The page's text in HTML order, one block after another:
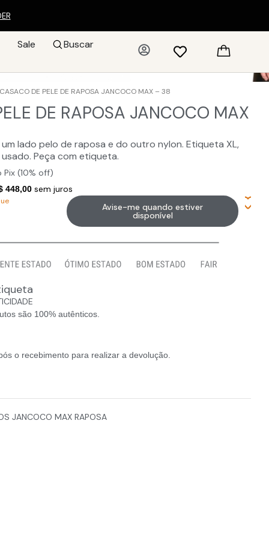
Sale Buscar
DE PELE DE RAPOSA JANCOCO MAX – 38
DE RAPOSA JANCOCO MAX
lado pelo de raposa e do outro nylon. Etiqueta XL,
Peça com etiqueta.
(10% off)
448,00 sem juros
Avise-me quando estiver
disponível
são 100% autênticos.
o recebimento para realizar a devolução.
JANCOCO MAX RAPOSA